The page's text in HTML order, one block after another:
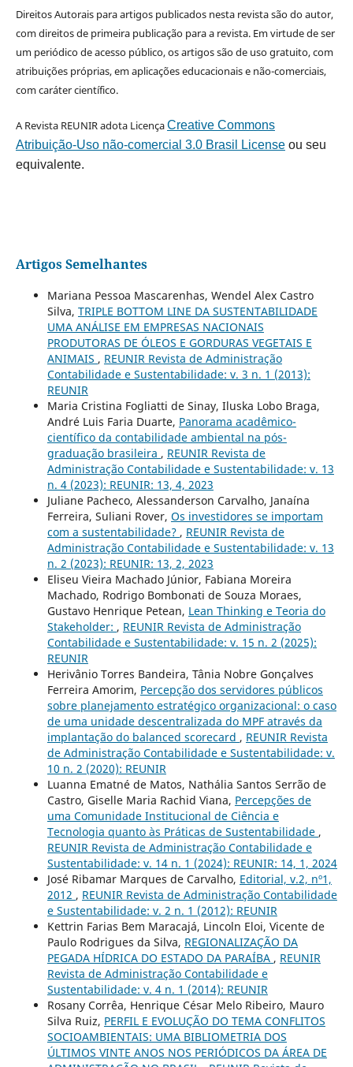
Direitos Autorais para artigos publicados nesta revista são do autor,
com direitos de primeira publicação para a revista. Em virtude de ser
um periódico de acesso público, os artigos são de uso gratuito, com
atribuições próprias, em aplicações educacionais e não-comerciais,
com caráter científico.
A Revista REUNIR adota LicençaCreative Commons
Atribuição-Uso não-comercial 3.0 Brasil Licenseou seu
equivalente.
Artigos Semelhantes
Mariana Pessoa Mascarenhas, Wendel Alex Castro
Silva, TRIPLE BOTTOM LINE DA SUSTENTABILIDADE
UMA ANÁLISE EM EMPRESAS NACIONAIS
PRODUTORAS DE ÓLEOS E GORDURAS VEGETAIS E
ANIMAIS , REUNIR Revista de Administração
Contabilidade e Sustentabilidade: v. 3 n. 1 (2013):
REUNIR
Maria Cristina Fogliatti de Sinay, Iluska Lobo Braga,
André Luis Faria Duarte, Panorama acadêmico-
científico da contabilidade ambiental na pós-
graduação brasileira , REUNIR Revista de
Administração Contabilidade e Sustentabilidade: v. 13
n. 4 (2023): REUNIR: 13, 4, 2023
Juliane Pacheco, Alessanderson Carvalho, Janaína
Ferreira, Suliani Rover, Os investidores se importam
com a sustentabilidade? , REUNIR Revista de
Administração Contabilidade e Sustentabilidade: v. 13
n. 2 (2023): REUNIR: 13, 2, 2023
Eliseu Vieira Machado Júnior, Fabiana Moreira
Machado, Rodrigo Bombonati de Souza Moraes,
Gustavo Henrique Petean, Lean Thinking e Teoria do
Stakeholder: , REUNIR Revista de Administração
Contabilidade e Sustentabilidade: v. 15 n. 2 (2025):
REUNIR
Herivânio Torres Bandeira, Tânia Nobre Gonçalves
Ferreira Amorim, Percepção dos servidores públicos
sobre planejamento estratégico organizacional: o caso
de uma unidade descentralizada do MPF através da
implantação do balanced scorecard , REUNIR Revista
de Administração Contabilidade e Sustentabilidade: v.
10 n. 2 (2020): REUNIR
Luanna Ematné de Matos, Nathália Santos Serrão de
Castro, Giselle Maria Rachid Viana, Percepções de
uma Comunidade Institucional de Ciência e
Tecnologia quanto às Práticas de Sustentabilidade ,
REUNIR Revista de Administração Contabilidade e
Sustentabilidade: v. 14 n. 1 (2024): REUNIR: 14, 1, 2024
José Ribamar Marques de Carvalho, Editorial, v.2, nº1,
2012 , REUNIR Revista de Administração Contabilidade
e Sustentabilidade: v. 2 n. 1 (2012): REUNIR
Kettrin Farias Bem Maracajá, Lincoln Eloi, Vicente de
Paulo Rodrigues da Silva, REGIONALIZAÇÃO DA
PEGADA HÍDRICA DO ESTADO DA PARAÍBA , REUNIR
Revista de Administração Contabilidade e
Sustentabilidade: v. 4 n. 1 (2014): REUNIR
Rosany Corrêa, Henrique César Melo Ribeiro, Mauro
Silva Ruiz, PERFIL E EVOLUÇÃO DO TEMA CONFLITOS
SOCIOAMBIENTAIS: UMA BIBLIOMETRIA DOS
ÚLTIMOS VINTE ANOS NOS PERIÓDICOS DA ÁREA DE